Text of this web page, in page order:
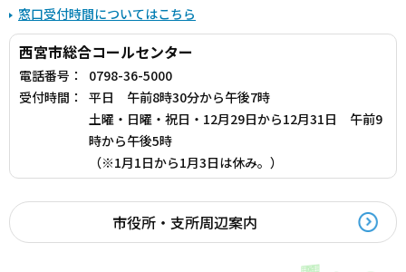
窓口受付時間についてはこちら
西宮市総合コールセンター
電話番号：
0798-36-5000
受付時間：
平日 午前8時30分から午後7時
土曜・日曜・祝日・12月29日から12月31日 午前9
時から午後5時
（※1月1日から1月3日は休み。）
市役所・支所周辺案内